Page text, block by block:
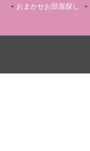
おまかせお部屋探し